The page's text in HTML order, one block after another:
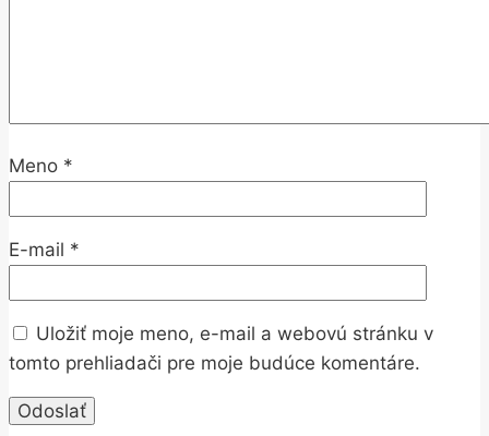
Meno *
E-mail *
Uložiť moje meno, e-mail a webovú stránku v
tomto prehliadači pre moje budúce komentáre.